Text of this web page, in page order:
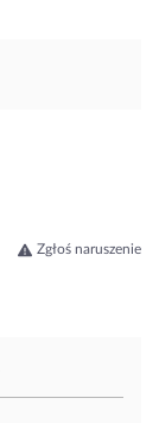
Zgłoś naruszenie